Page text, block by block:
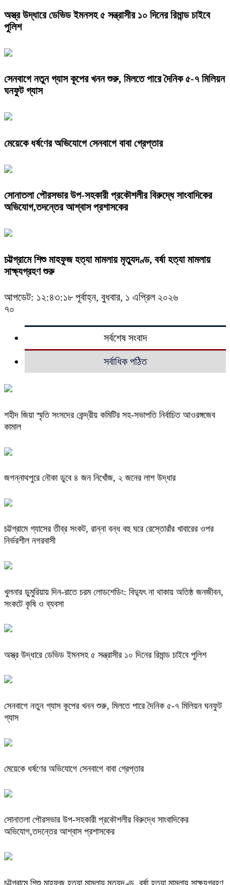
অস্ত্র উদ্ধারে ডেভিড ইমনসহ ৫ সন্ত্রাসীর ১০ দিনের রিমান্ড চাইবে
পুলিশ
সেনবাগে নতুন গ্যাস কূপের খনন শুরু, মিলতে পারে দৈনিক ৫-৭ মিলিয়ন
ঘনফুট গ্যাস
মেয়েকে ধর্ষণের অভিযোগে সেনবাগে বাবা গ্রেপ্তার
সোনাতলা পৌরসভার উপ-সহকারী প্রকৌশলীর বিরুদ্ধে সাংবাদিকের
অভিযোগ,তদন্তের আশ্বাস প্রশাসকের
চট্টগ্রামে শিশু মাহফুজ হত্যা মামলায় মৃত্যুদণ্ড, বর্ষা হত্যা মামলায়
সাক্ষ্যগ্রহণ শুরু
আপডেট: ১২:৪৩:১৮ পূর্বাহ্ন, বুধবার, ১ এপ্রিল ২০২৬
৭০
সর্বশেষ সংবাদ
সর্বাধিক পঠিত
শহীদ জিয়া স্মৃতি সংসদের কেন্দ্রীয় কমিটির সহ-সভাপতি নির্বাচিত আওরঙ্গজেব
কামাল
জগন্নাথপুরে নৌকা ডুবে ৪ জন নিখোঁজ, ২ জনের লাশ উদ্ধার
চট্টগ্রামে গ্যাসের তীব্র সংকট, রান্না বন্ধ বহু ঘরে রেস্তোরাঁর খাবারের ওপর
নির্ভরশীল নগরবাসী
খুলনার ডুমুরিয়ায় দিন-রাতে চরম লোডশেডিং: বিদ্যুৎ না থাকায় অতিষ্ঠ জনজীবন,
সংকটে কৃষি ও ব্যবসা
অস্ত্র উদ্ধারে ডেভিড ইমনসহ ৫ সন্ত্রাসীর ১০ দিনের রিমান্ড চাইবে পুলিশ
সেনবাগে নতুন গ্যাস কূপের খনন শুরু, মিলতে পারে দৈনিক ৫-৭ মিলিয়ন ঘনফুট
গ্যাস
মেয়েকে ধর্ষণের অভিযোগে সেনবাগে বাবা গ্রেপ্তার
সোনাতলা পৌরসভার উপ-সহকারী প্রকৌশলীর বিরুদ্ধে সাংবাদিকের
অভিযোগ,তদন্তের আশ্বাস প্রশাসকের
চট্টগ্রামে শিশু মাহফুজ হত্যা মামলায় মৃত্যুদণ্ড, বর্ষা হত্যা মামলায় সাক্ষ্যগ্রহণ